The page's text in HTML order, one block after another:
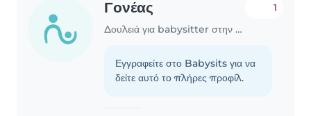
Γονέας
Δουλειά για babysitter στην περιοχή Χανιά
1
Εγγραφείτε στο Babysits για να
δείτε αυτό το πλήρες προφίλ.